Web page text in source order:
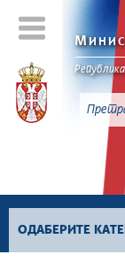
М
ОДАБЕРИТЕ